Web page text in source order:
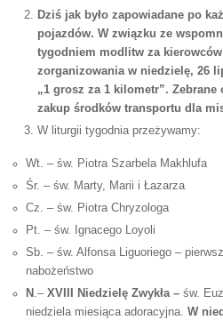
Dziś jak było zapowiadane po
pojazdów. W związku ze
tygodniem modlitw za
zorganizowania w niedzielę, 26
„1 grosz za 1 kilometr”. Zebrane
zakup środków transportu dla
W liturgii tygodnia przeżywamy:
Wt. – św. Piotra Szarbela Makhlufa
Śr. – św. Marty, Marii i Łazarza
Cz. – św. Piotra Chryzologa
Pt. – św. Ignacego Loyoli
Sb. – św. Alfonsa Liguoriego –
nabożeństwo
N .– XVIII Niedzielę Zwykła – św.
niedziela miesiąca adoracyjna. W